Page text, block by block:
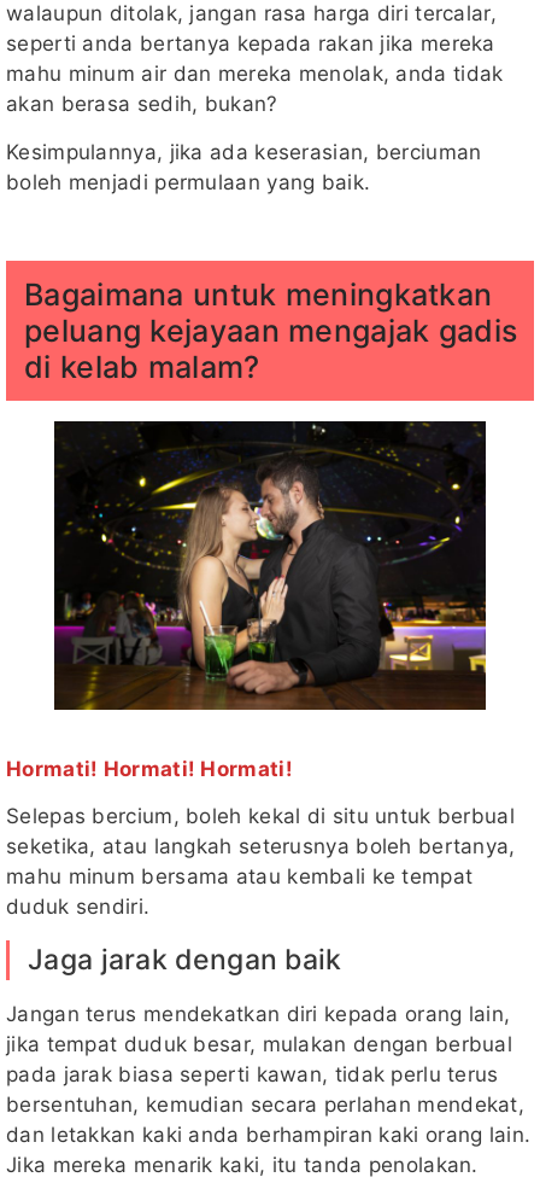
walaupun ditolak, jangan rasa harga diri tercalar,
seperti anda bertanya kepada rakan jika mereka
mahu minum air dan mereka menolak, anda tidak
akan berasa sedih, bukan?
Kesimpulannya, jika ada keserasian, berciuman
boleh menjadi permulaan yang baik.
Bagaimana untuk meningkatkan
peluang kejayaan mengajak gadis
di kelab malam?
Hormati! Hormati! Hormati!
Selepas bercium, boleh kekal di situ untuk berbual
seketika, atau langkah seterusnya boleh bertanya,
mahu minum bersama atau kembali ke tempat
duduk sendiri.
Jaga jarak dengan baik
Jangan terus mendekatkan diri kepada orang lain,
jika tempat duduk besar, mulakan dengan berbual
pada jarak biasa seperti kawan, tidak perlu terus
bersentuhan, kemudian secara perlahan mendekat,
dan letakkan kaki anda berhampiran kaki orang lain.
Jika mereka menarik kaki, itu tanda penolakan.